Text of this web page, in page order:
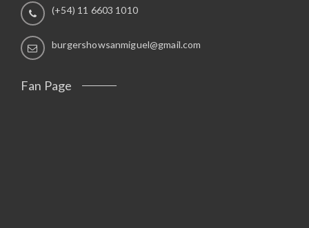
(+54) 11 6603 1010
burgershowsanmiguel@gmail.com
Fan Page